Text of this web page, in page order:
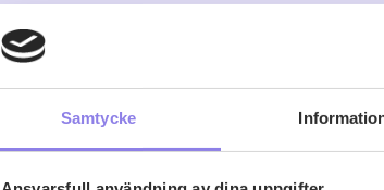
Samtycke